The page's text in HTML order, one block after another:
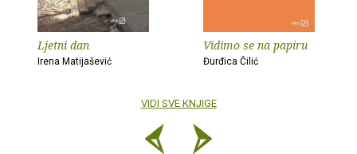
Ljetni dan
Irena Matijašević
Vidimo se na papiru
Đurđica Čilić
VIDI SVE KNJIGE